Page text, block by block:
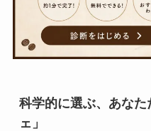
科学的に選ぶ、あな
ェ」